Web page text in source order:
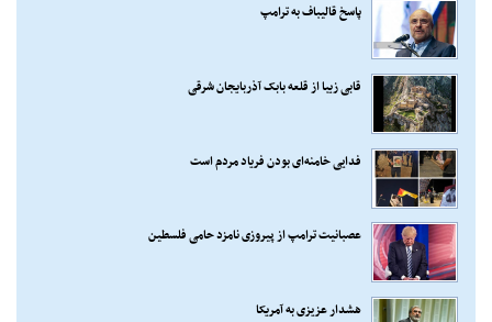
پاسخ قالیباف به ترامپ
قابی زیبا از قلعه بابک آذربایجان شرقی
فدایی خامنه‌ای بودن فریاد مردم است
عصبانیت ترامپ از پیروزی نامزد حامی فلسطین
هشدار عزیزی به آمریکا